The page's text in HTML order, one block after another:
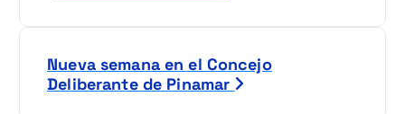
Nueva semana en el Concejo
Deliberante de Pinamar